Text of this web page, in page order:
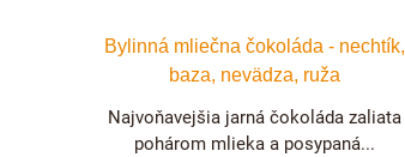
Bylinná mliečna čokoláda - nechtík,
baza, nevädza, ruža
Najvoňavejšia jarná čokoláda zaliata
pohárom mlieka a posypaná...